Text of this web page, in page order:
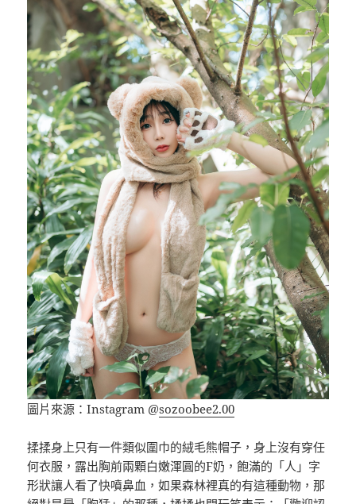
圖片來源：Instagram @sozoobee2.00
揉揉身上只有一件類似圍巾的絨毛熊帽子，身上沒有穿任
何衣服，露出胸前兩顆白嫩渾圓的F奶，飽滿的「人」字
形狀讓人看了快噴鼻血，如果森林裡真的有這種動物，那